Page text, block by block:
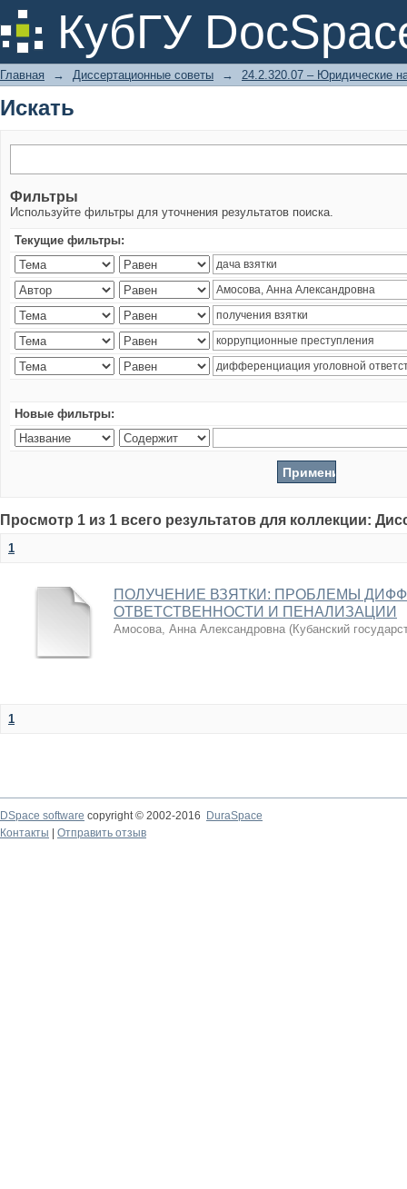
КубГУ
Искать
Главная → Диссертационные советы → 24.2.320.07 – Юридические
Искать
Фильтры
Используйте фильтры для уточнения результатов поиска.
Текущие фильтры:
Новые фильтры:
Просмотр 1 из 1 всего результатов для коллекции:
1
ПОЛУЧЕНИЕ ВЗЯТКИ: ПРОБЛЕМЫ
ОТВЕТСТВЕННОСТИ И ПЕНАЛИЗАЦИИ
Амосова, Анна Александровна (Кубанский
1
DSpace software copyright © 2002-2016
DuraSpace
Контакты
Отправить отзыв